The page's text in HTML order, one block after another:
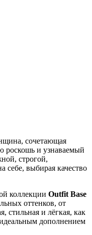
сочетающая
роскошь и узнаваемый
строгой,
себе, выбирая качество
коллекции Outfit Base
оттенков, от
стильная и лёгкая, как
дополнением